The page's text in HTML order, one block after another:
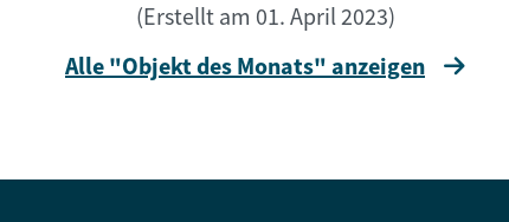
(Erstellt am 01. April 2023)
Alle "Objekt des Monats" anzeigen